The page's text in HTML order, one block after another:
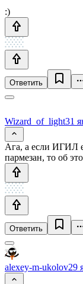
:)
Ответить
Wizard_of_light31
Ага, а если ИГИЛ
пармезан, то об
Ответить
alexey-m-ukolov29